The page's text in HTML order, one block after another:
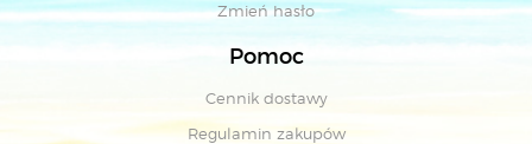
Zmień hasło
Pomoc
Cennik dostawy
Regulamin zakupów